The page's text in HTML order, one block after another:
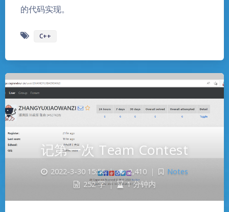
的代码实现。
C++
记第一次 Team Contest
2022-3-30 15:56 | 2,410 |
Notes
252 字 | 1 分钟内